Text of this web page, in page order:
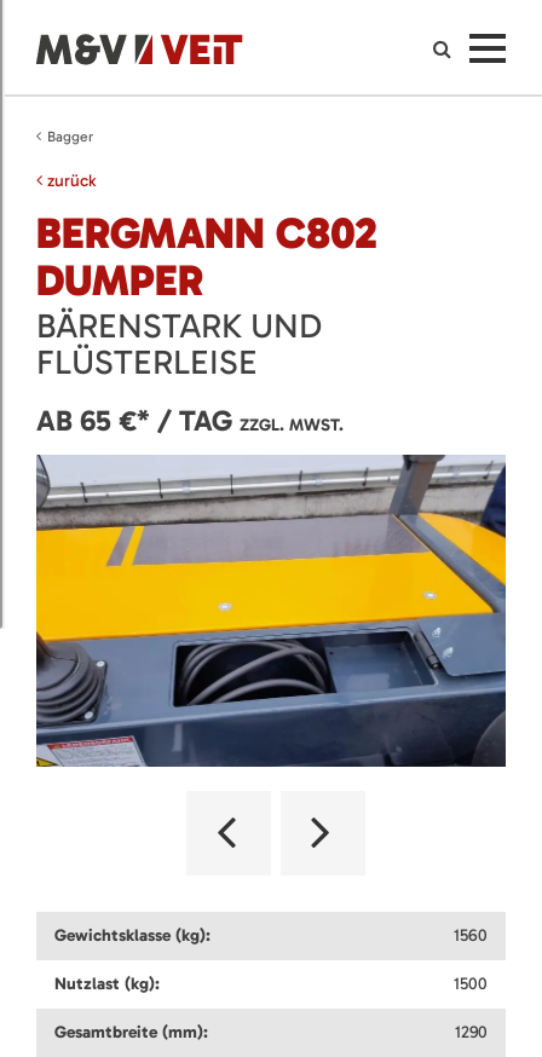
Bagger
zurück
BERGMANN C802
DUMPER
BÄRENSTARK UND
FLÜSTERLEISE
AB 65 €* / TAG ZZGL. MWST.
Gewichtsklasse (kg): 1560
Nutzlast (kg): 1500
Gesamtbreite (mm): 1290